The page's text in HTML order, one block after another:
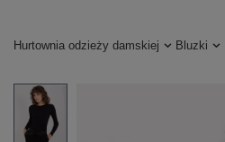
Hurtownia odzieży damskiej Bluzki